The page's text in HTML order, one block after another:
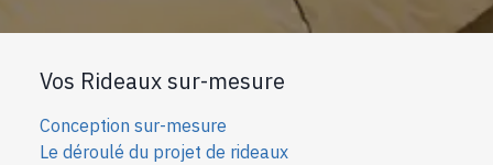
Vos Rideaux sur-mesure
Conception sur-mesure
Le déroulé du projet de rideaux